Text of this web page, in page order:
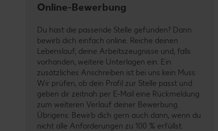
Online-Bewerbung
Du hast die passende Stelle gefunden? Dann
bewirb dich einfach online. Reiche deinen
Lebenslauf, deine Arbeitszeugnisse und, falls
vorhanden, weitere Unterlagen ein. Ein
zusätzliches Anschreiben ist bei uns kein Muss.
Wir prüfen, ob dein Profil zur Stelle passt und
geben dir zeitnah per E-Mail eine Rückmeldung
zum weiteren Verlauf deiner Bewerbung.
Übrigens: Bewirb dich gern auch dann, wenn du
nicht alle Anforderungen zu 100 % erfüllst.